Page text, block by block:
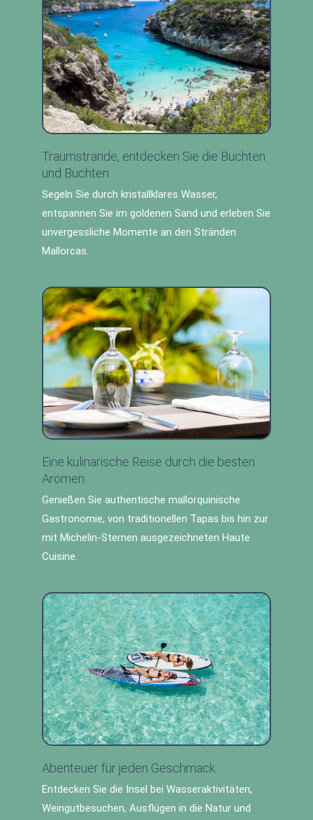
Traumstrände, entdecken Sie die Buchten
und Buchten
Segeln Sie durch kristallklares Wasser,
entspannen Sie im goldenen Sand und erleben Sie
unvergessliche Momente an den Stränden
Mallorcas.
Eine kulinarische Reise durch die besten
Aromen
Genießen Sie authentische mallorquinische
Gastronomie, von traditionellen Tapas bis hin zur
mit Michelin-Sternen ausgezeichneten Haute
Cuisine.
Abenteuer für jeden Geschmack
Entdecken Sie die Insel bei Wasseraktivitäten,
Weingutbesuchen, Ausflügen in die Natur und